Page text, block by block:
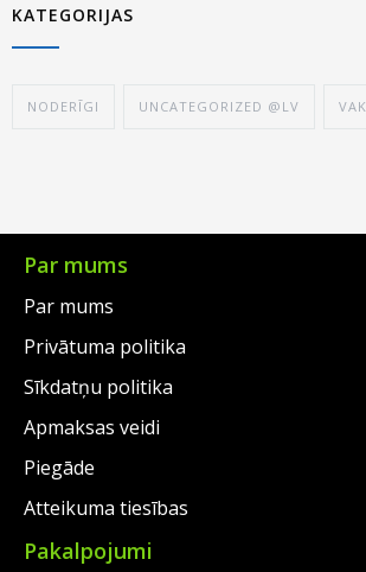
KATEGORIJAS
NODERĪGI UNCATEGORIZED @LV
Par mums
Par mums
Privātuma politika
Sīkdatņu politika
Apmaksas veidi
Piegāde
Atteikuma tiesības
Pakalpojumi